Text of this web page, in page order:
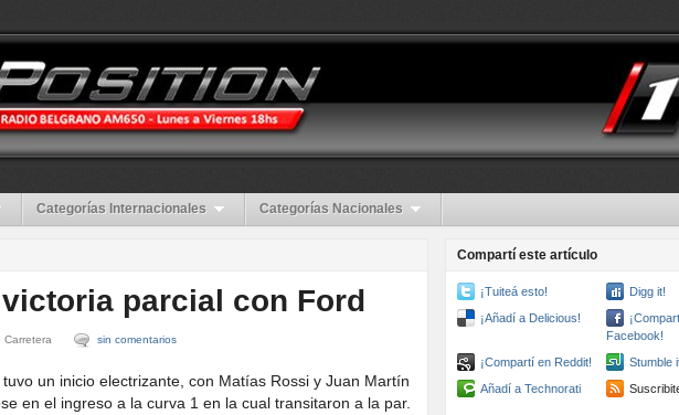
Categorías Internacionales Categorías Nacionales
parcial con Ford
Carretera sin comentarios
un inicio electrizante, con Matías Rossi y Juan Martín
en el ingreso a la curva 1 en la cual transitaron a la par.
Compartí este artículo
¡Tuiteá esto!
Digg it!
¡Añadí a Delicious!
Facebook!
¡Compartí en Reddit!
Stumble
Añadí a Technorati